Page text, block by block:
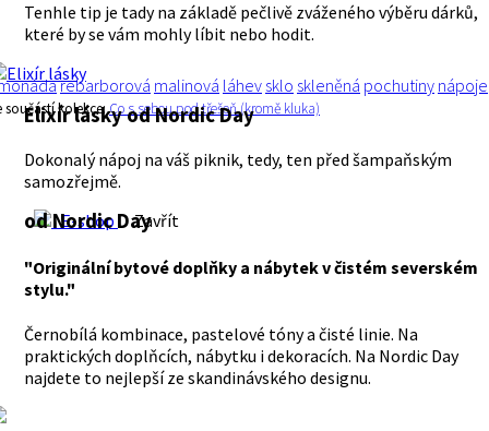
Tenhle tip je tady na základě pečlivě zváženého výběru dárků,
které by se vám mohly líbit nebo hodit.
rebarborová malinová láhev sklo skleněná pochutiny nápoje
součástí kolekce:Co s sebou pod třešeň (kromě kluka)
Elixír láskyod Nordic Day
Dokonalý nápoj na váš piknik, tedy, ten před šampaňským
samozřejmě.
E-shop
Zavřít
od Nordic Day
"Originální bytové doplňky a nábytek v čistém severském
stylu."
Černobílá kombinace, pastelové tóny a čisté linie. Na
praktických doplňcích, nábytku i dekoracích. Na Nordic Day
najdete to nejlepší ze skandinávského designu.